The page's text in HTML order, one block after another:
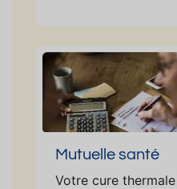
Mutuelle santé
Votre cure